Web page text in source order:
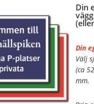
Be
Din
Din
Välj
(ca
mm.